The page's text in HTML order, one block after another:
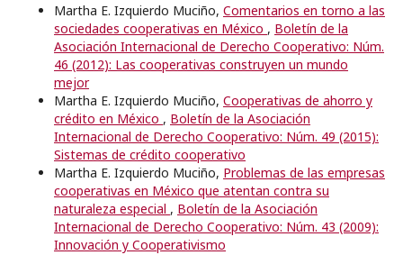
Martha E. Izquierdo Muciño, Comentarios en torno a las
sociedades cooperativas en México , Boletín de la
Asociación Internacional de Derecho Cooperativo: Núm.
46 (2012): Las cooperativas construyen un mundo
mejor
Martha E. Izquierdo Muciño, Cooperativas de ahorro y
crédito en México , Boletín de la Asociación
Internacional de Derecho Cooperativo: Núm. 49 (2015):
Sistemas de crédito cooperativo
Martha E. Izquierdo Muciño, Problemas de las empresas
cooperativas en México que atentan contra su
naturaleza especial , Boletín de la Asociación
Internacional de Derecho Cooperativo: Núm. 43 (2009):
Innovación y Cooperativismo